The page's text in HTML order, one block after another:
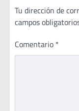
Tu dirección de
campos
Comentario *